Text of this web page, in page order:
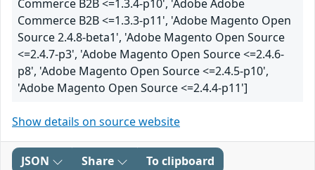
Commerce B2B <=1.3.4-p10', 'Adobe Adobe
Commerce B2B <=1.3.3-p11', 'Adobe Magento Open
Source 2.4.8-beta1', 'Adobe Magento Open Source
<=2.4.7-p3', 'Adobe Magento Open Source <=2.4.6-
p8', 'Adobe Magento Open Source <=2.4.5-p10',
'Adobe Magento Open Source <=2.4.4-p11']
Show details on source website
JSON Share To clipboard